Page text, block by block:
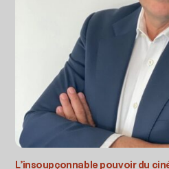
L’insoupçonnable pouvoir du